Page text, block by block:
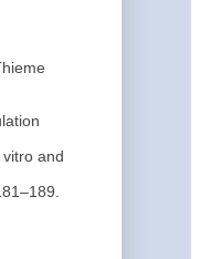
and